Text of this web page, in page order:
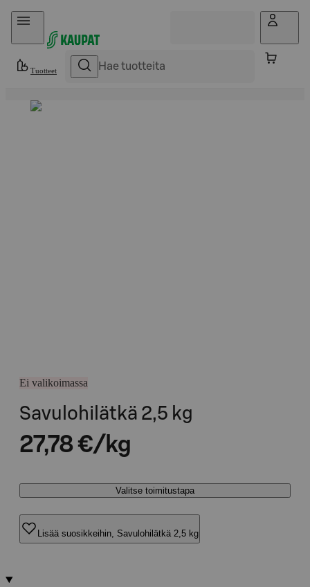
Hyppää sisältöön
Tuotteet
Ei valikoimassa
Savulohilätkä 2,5 kg
27,78 €/kg
Valitse toimitustapa
Lisää suosikkeihin, Savulohilätkä 2,5 kg